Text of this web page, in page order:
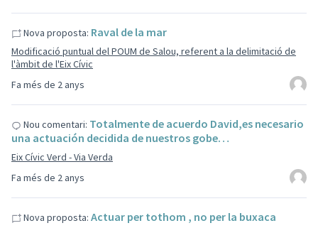
Fa més de 2 anys
Nova proposta: Raval de la mar
Modificació puntual del POUM de Salou, referent a la delimitació de
l'àmbit de l'Eix Cívic
Fa més de 2 anys
Nou comentari: Totalmente de acuerdo David,es necesario
una actuación decidida de nuestros gobe…
Eix Cívic Verd - Via Verda
Nova proposta: Actuar per tothom , no per la buxaca